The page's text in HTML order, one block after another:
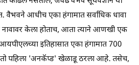
आधीच एका हंगामात सर्वाधिक धावा
नावावर केला होताच, आता त्याने आणखी एक
इतिहासात एका हंगामात 700
तो पहिला 'अनकॅप्ड' खेळाडू ठरला आहे. तसेच,